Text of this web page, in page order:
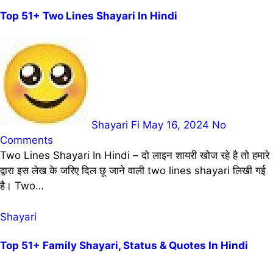
Top 51+ Two Lines Shayari In Hindi
Shayari Fi May 16, 2024 No
Comments
Two Lines Shayari In Hindi – दो लाइन शायरी खोज रहे है तो हमारे
द्वारा इस लेख के जरिए दिल छू जाने वाली two lines shayari लिखी गई
है। Two…
Shayari
Top 51+ Family Shayari, Status & Quotes In Hindi